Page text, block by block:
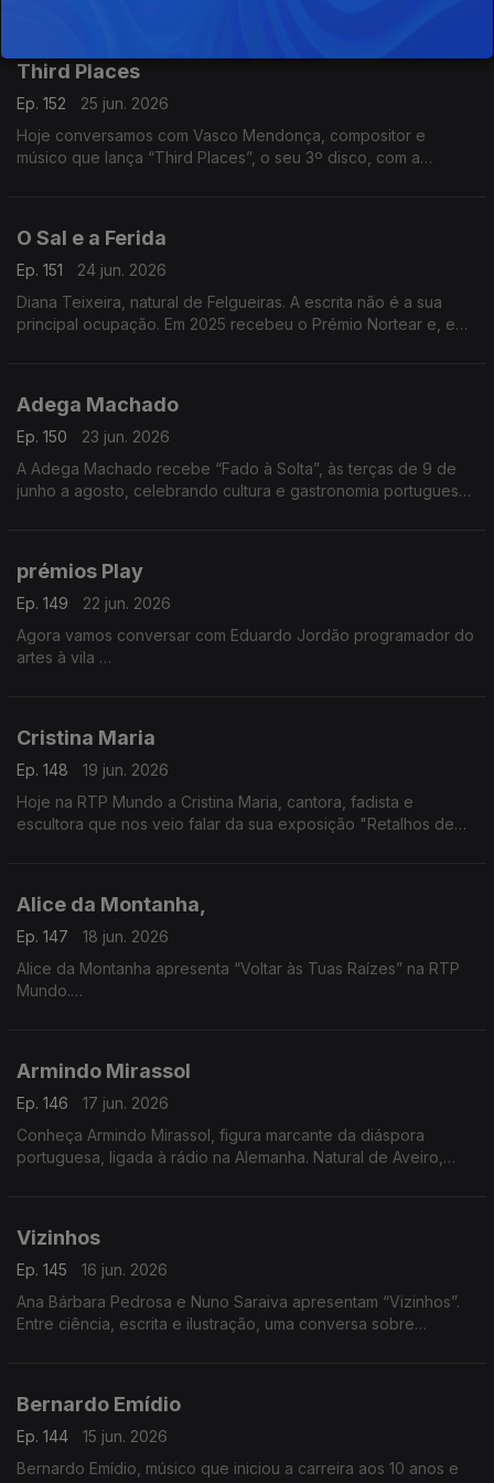
Third Places
Ep. 152
25 jun. 2026
Hoje conversamos com Vasco Mendonça, compositor e
músico que lança “Third Places”, o seu 3º disco, com a
O Sal e a Ferida
Ep. 151
24 jun. 2026
Diana Teixeira, natural de Felgueiras. A escrita não é a sua
principal ocupação. Em 2025 recebeu o Prémio Nortear e, em
Adega Machado
Ep. 150
23 jun. 2026
A Adega Machado recebe “Fado à Solta”, às terças de 9 de
junho a agosto, celebrando cultura e gastronomia portuguesa.
prémios Play
Ep. 149
22 jun. 2026
Agora vamos conversar com Eduardo Jordão programador do
artes à vila
Cristina Maria
Ep. 148
19 jun. 2026
Hoje na RTP Mundo a Cristina Maria, cantora, fadista e
escultora que nos veio falar da sua exposição "Retalhos de
Alice da Montanha,
Ep. 147
18 jun. 2026
Alice da Montanha apresenta “Voltar às Tuas Raízes” na RTP
Mundo.
onde apresenta o seu mais recente livro, Voltar às Tuas
Raízes. A obra propõe uma reflexão sobre a ligação entre o
mais conscientes e alinhados com os ritmos naturais.
Armindo Mirassol
Ep. 146
17 jun. 2026
Conheça Armindo Mirassol, figura marcante da diáspora
portuguesa, ligada à rádio na Alemanha. Natural de Aveiro,
Vizinhos
Ep. 145
16 jun. 2026
Ana Bárbara Pedrosa e Nuno Saraiva apresentam “Vizinhos”.
Entre ciência, escrita e ilustração, uma conversa sobre
Bernardo Emídio
Ep. 144
15 jun. 2026
Bernardo Emídio, músico que iniciou a carreira aos 10 anos e